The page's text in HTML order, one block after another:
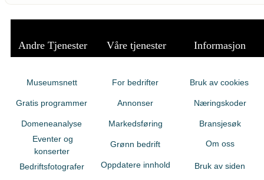
Andre Tjenester Våre tjenester Informasjon
Museumsnett
Gratis programmer
Domeneanalyse
Eventer og
konserter
Bedriftsfotografer
For bedrifter
Annonser
Markedsføring
Grønn bedrift
Oppdatere innhold
Bruk av cookies
Næringskoder
Bransjesøk
Om oss
Bruk av siden